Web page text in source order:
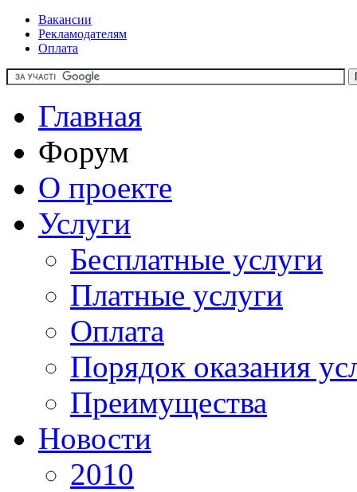
Вакансии
Рекламодателям
Оплата
Главная
Форум
О проекте
Услуги
Бесплатные услуги
Платные услуги
Оплата
Порядок оказания
Преимущества
Новости
2010